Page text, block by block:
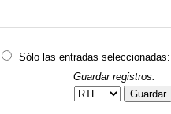
Sólo las entradas seleccionadas:
Guardar registros:
Guardar